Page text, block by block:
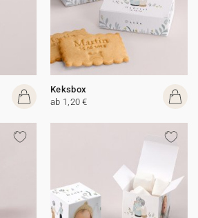
Keksbox
ab 1,20 €